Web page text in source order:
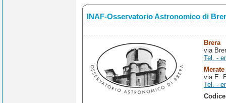
INAF-Osservatorio Astronomico di
Brera
via
Tel. -
Merate
via E.
Tel. -